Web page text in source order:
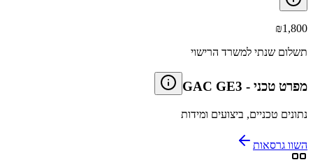
₪1,800
תשלום שנתי למשרד הרישוי
מפרט טכני -
GAC GE3
נתונים טכניים, ביצועים ומידות
השוו גרסאות